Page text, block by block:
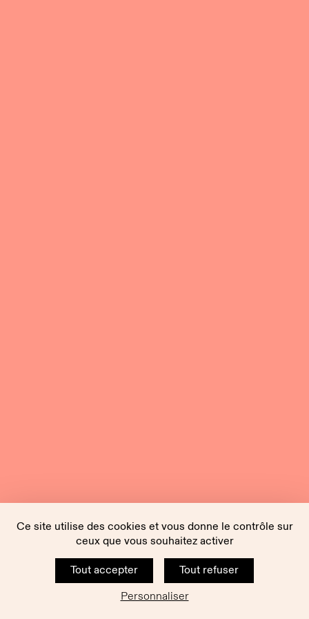
Ce site utilise des cookies et vous donne le contrôle sur
ceux que vous souhaitez activer
Tout accepter
Tout refuser
Personnaliser